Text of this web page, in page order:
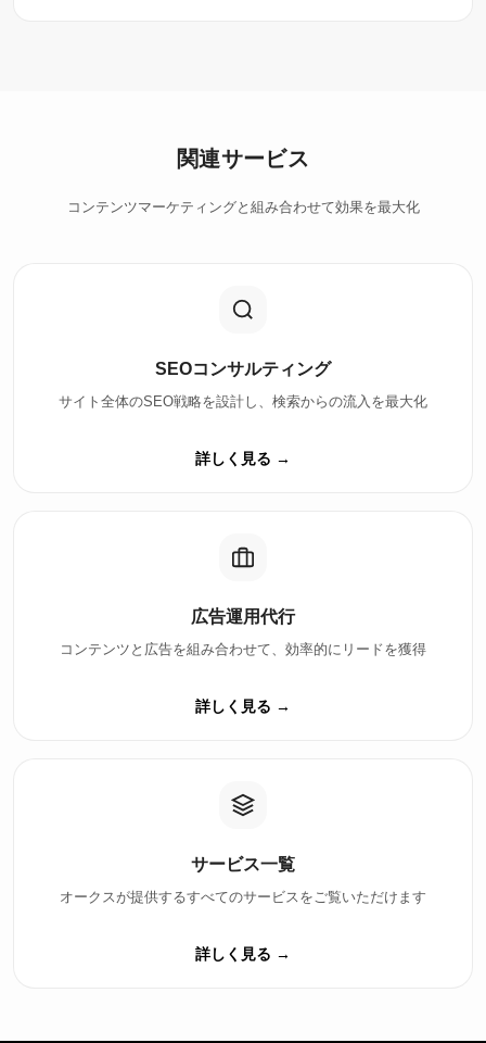
関連サービス
コンテンツマーケティングと組み合わせて効果を最大化
SEOコンサルティング
サイト全体のSEO戦略を設計し、検索からの流入を最大化
詳しく見る →
広告運用代行
コンテンツと広告を組み合わせて、効率的にリードを獲得
詳しく見る →
サービス一覧
オークスが提供するすべてのサービスをご覧いただけます
詳しく見る →